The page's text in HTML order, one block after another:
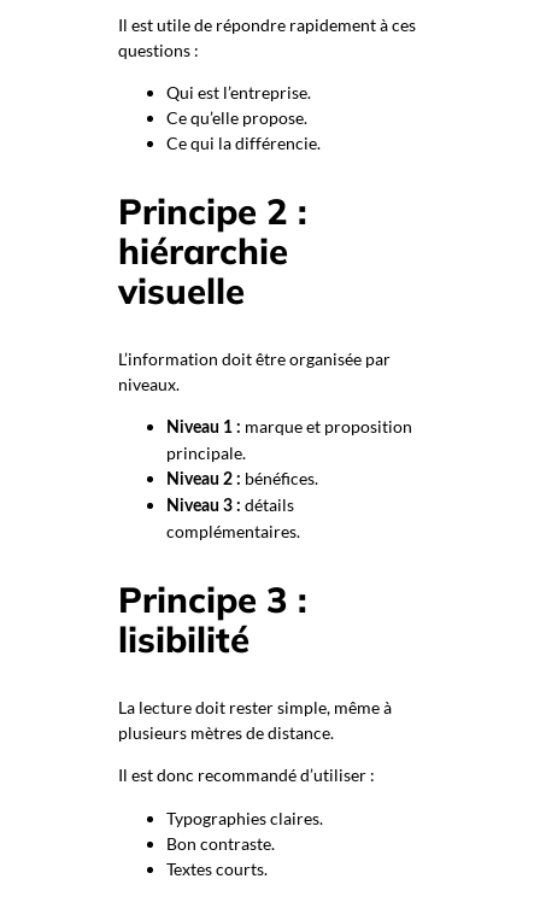
Il est utile de répondre rapidement à ces
questions :
Qui est l’entreprise.
Ce qu’elle propose.
Ce qui la différencie.
Principe 2 :
hiérarchie
visuelle
L’information doit être organisée par
niveaux.
Niveau 1 : marque et proposition
principale.
Niveau 2 : bénéfices.
Niveau 3 : détails
complémentaires.
Principe 3 :
lisibilité
La lecture doit rester simple, même à
plusieurs mètres de distance.
Il est donc recommandé d’utiliser :
Typographies claires.
Bon contraste.
Textes courts.